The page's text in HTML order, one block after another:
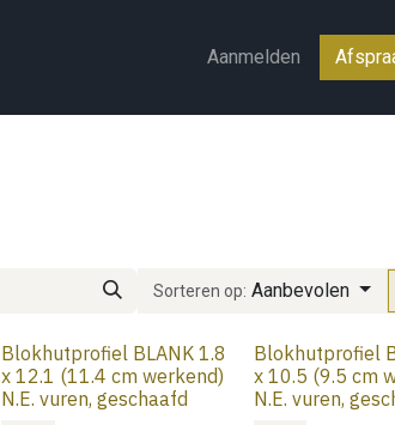
Aanmelden
Sorteren op: Aanbevolen
Blokhutprofiel BLANK 1.8
x 12.1 (11.4 cm werkend)
N.E. vuren, geschaafd
Blokhutprofiel
x 10.5 (9.5 cm
N.E. vuren,